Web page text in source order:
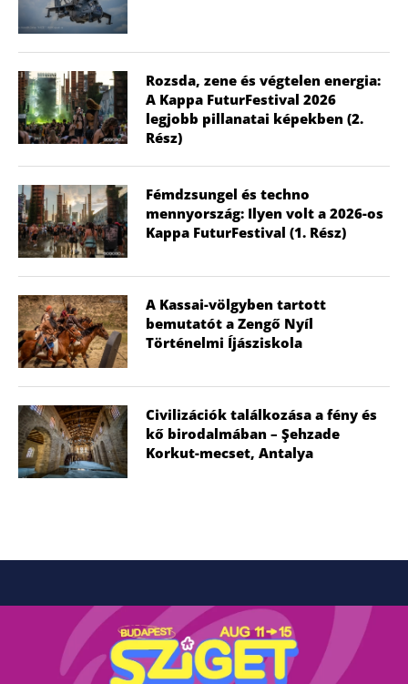
Rozsda, zene és végtelen energia:
A Kappa FuturFestival 2026
legjobb pillanatai képekben (2.
Rész)
Fémdzsungel és techno
mennyország: Ilyen volt a 2026-os
Kappa FuturFestival (1. Rész)
A Kassai-völgyben tartott
bemutatót a Zengő Nyíl
Történelmi Íjásziskola
Civilizációk találkozása a fény és
kő birodalmában – Şehzade
Korkut-mecset, Antalya